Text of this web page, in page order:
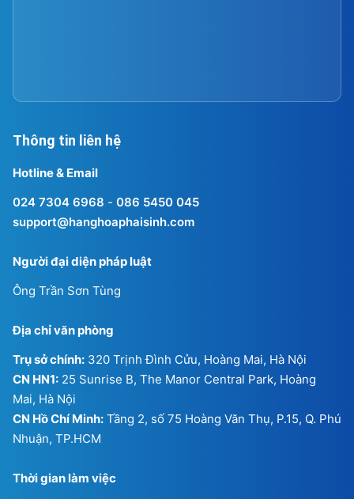
Thông tin liên hệ
Hotline & Email
024 7304 6968 - 086 5450 045
support@hanghoaphaisinh.com
Người đại diện pháp luật
Ông Trần Sơn Tùng
Địa chỉ văn phòng
Trụ sở chính: 320 Trịnh Đình Cửu, Hoàng Mai, Hà Nội
CN HN1: 25 Sunrise B, The Manor Central Park, Hoàng
Mai, Hà Nội
CN Hồ Chí Minh: Tầng 2, số 75 Hoàng Văn Thụ, P.15, Q. Phú
Nhuận, TP.HCM
Thời gian làm việc